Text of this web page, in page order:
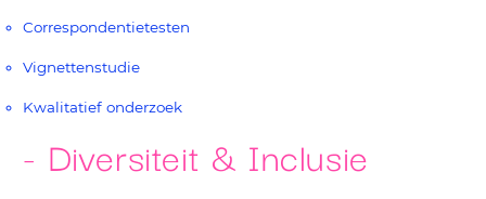
Correspondentietesten
Vignettenstudie
Kwalitatief onderzoek
Diversiteit & Inclusie